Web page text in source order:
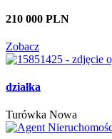
210 000 PLN
Zobacz
działka
Turówka Nowa